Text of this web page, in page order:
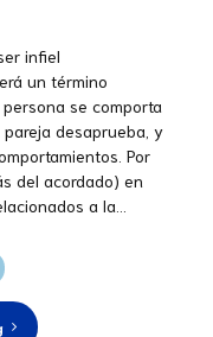
infiel
un término
se comporta
desaprueba, y
Por
del acordado) en
a la...